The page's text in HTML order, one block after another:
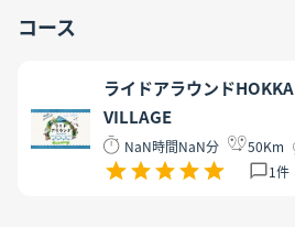
コース
ライドアラウンド
VILLAGE
NaN時間NaN分 50Km
1件